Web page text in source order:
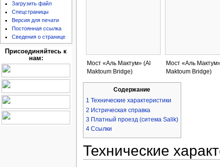
Мост «Аль Мактум» (Al
Maktoum Bridge)
Мост «Аль
Maktoum Bridge)
Содержание
1 Технические характеристики
2 Истрическая справка
3 Платный проезд (ситема Salik)
4 Ссылки
Технические
Загрузить файл
Спецстраницы
Версия для печати
Постоянная ссылка
Сведения о странице
Присоединяйтесь к
нам: